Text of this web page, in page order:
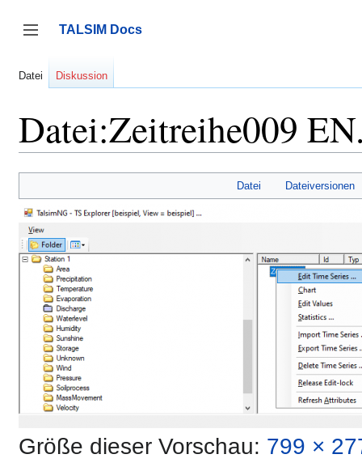
springen
Seitenleiste umschalten
TALSIM Docs
Datei Diskussion
Datei:Zeitreihe009
Datei Dateiversionen
Größe dieser Vorschau: 799 ×